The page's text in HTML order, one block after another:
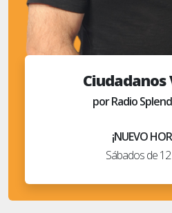
Ciudadanos
por Radio
¡NUEVO
Sábados de